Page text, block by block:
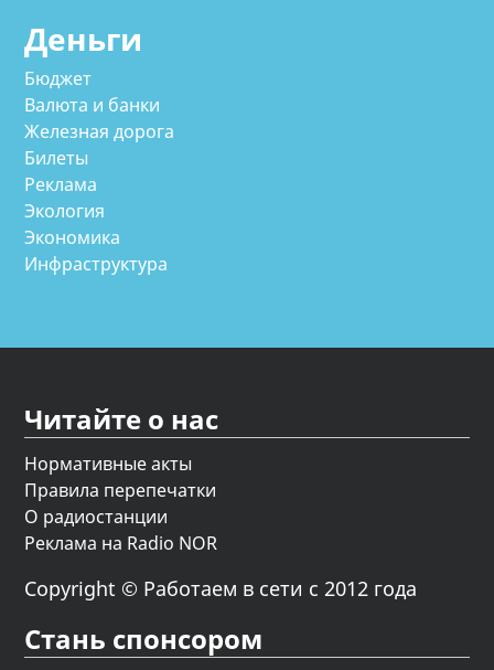
Деньги
Бюджет
Валюта и банки
Железная дорога
Билеты
Реклама
Экология
Экономика
Инфраструктура
Читайте о нас
Нормативные акты
Правила перепечатки
О радиостанции
Реклама на Radio NOR
Copyright © Работаем в сети с 2012 года
Стань спонсором